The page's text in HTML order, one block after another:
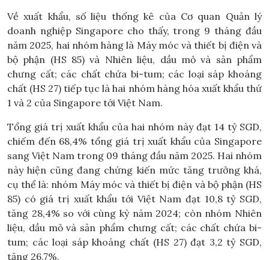
Về xuất khẩu, số liệu thống kê của Cơ quan Quản lý
doanh nghiệp Singapore cho thấy, trong 9 tháng đầu
năm 2025, hai nhóm hàng là Máy móc và thiết bị điện và
bộ phận (HS 85) và Nhiên liệu, dầu mỏ và sản phẩm
chưng cất; các chất chứa bi-tum; các loại sáp khoáng
chất (HS 27) tiếp tục là hai nhóm hàng hóa xuất khẩu thứ
1 và 2 của Singapore tới Việt Nam.
Tổng giá trị xuất khẩu của hai nhóm này đạt 14 tỷ SGD,
chiếm đến 68,4% tổng giá trị xuất khẩu của Singapore
sang Việt Nam trong 09 tháng đầu năm 2025. Hai nhóm
này hiện cũng đang chứng kiến mức tăng trưởng khá,
cụ thể là: nhóm Máy móc và thiết bị điện và bộ phận (HS
85) có giá trị xuất khẩu tới Việt Nam đạt 10,8 tỷ SGD,
tăng 28,4% so với cùng kỳ năm 2024; còn nhóm Nhiên
liệu, dầu mỏ và sản phẩm chưng cất; các chất chứa bi-
tum; các loại sáp khoáng chất (HS 27) đạt 3,2 tỷ SGD,
tăng 26,7%.